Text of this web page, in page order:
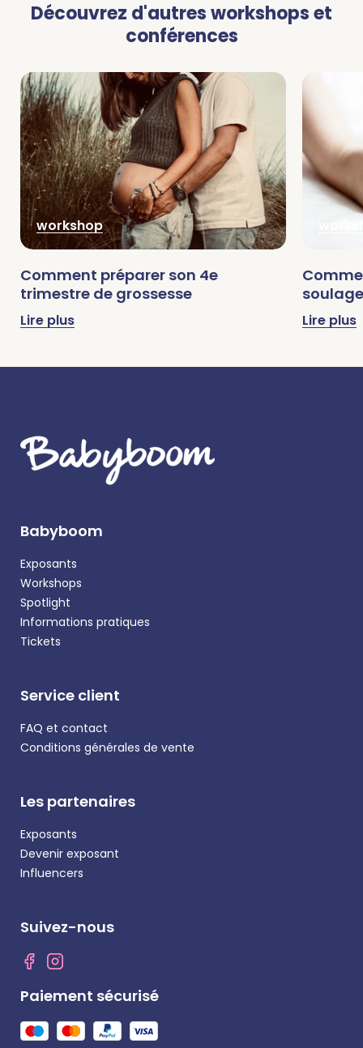
Découvrez d'autres workshops et
conférences
workshop
Comment préparer son 4e
trimestre de grossesse
Lire plus Lire plus
Babyboom
Exposants
Workshops
Spotlight
Informations pratiques
Tickets
Service client
FAQ et contact
Conditions générales de vente
Les partenaires
Exposants
Devenir exposant
Influencers
Suivez-nous
Paiement sécurisé